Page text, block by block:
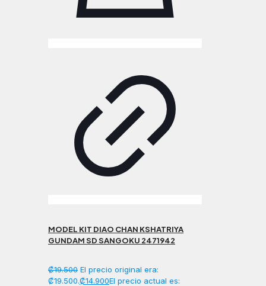
MODEL KIT DIAO CHAN KSHATRIYA
GUNDAM SD SANGOKU 2471942
₡19.500 El precio original era:
₡19.500.₡14.900El precio actual es: